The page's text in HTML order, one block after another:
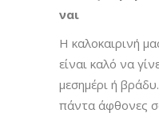
ναι
Η καλοκαιρινή
είναι καλό να
μεσημέρι ή
πάντα άφθονες